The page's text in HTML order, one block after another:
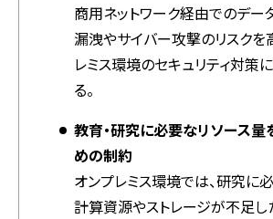
商用ネットワーク経由でのデー
漏洩やサイバー攻撃のリスクを
レミス環境のセキュリティ対策
る。
教育・研究に必要なリソース量
めの制約
オンプレミス環境では、研究に
計算資源やストレージが不足